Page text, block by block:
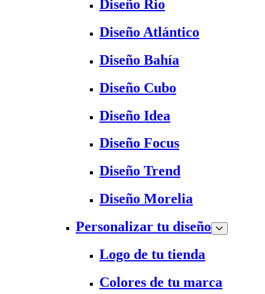
Diseño Rio
Diseño Atlántico
Diseño Bahía
Diseño Cubo
Diseño Idea
Diseño Focus
Diseño Trend
Diseño Morelia
Personalizar tu diseño
Logo de tu tienda
Colores de tu marca